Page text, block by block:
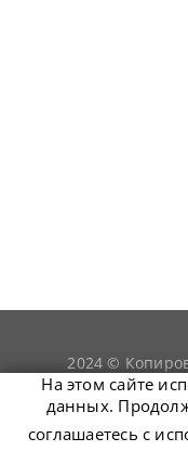
2024 ©
только при
На этом сайте
данных.
соглашаетесь с